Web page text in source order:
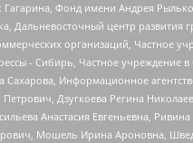
Фонд имени Андрея
Дальневосточный центр
организаций, Частное
- Сибирь, Частное
Сахарова, Информационное
Петрович, Дзугкоева Регина
Анастасия Евгеньевна,
Мошель Ирина Ароновна,